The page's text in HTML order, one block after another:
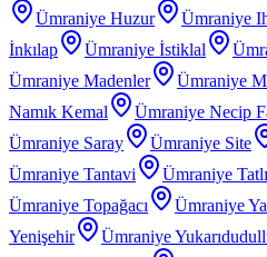
Ümraniye Huzur
Ümraniye
İnkılap
Ümraniye İstiklal
Ümraniye Madenler
Ümraniye
Namık Kemal
Ümraniye Necip
Ümraniye Saray
Ümraniye Site
Ümraniye Tantavi
Ümraniye
Ümraniye Topağacı
Ümraniye
Yenişehir
Ümraniye